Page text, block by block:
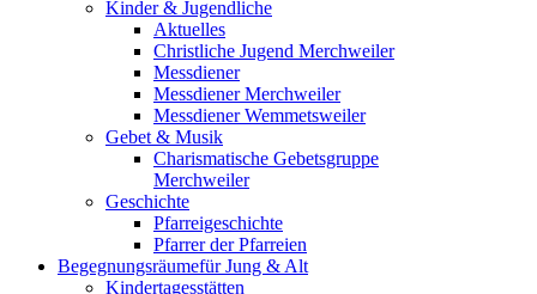
Kinder & Jugendliche
Aktuelles
Christliche Jugend Merchweiler
Messdiener
Messdiener Merchweiler
Messdiener Wemmetsweiler
Gebet & Musik
Charismatische Gebetsgruppe
Merchweiler
Geschichte
Pfarreigeschichte
Pfarrer der Pfarreien
Begegnungsräumefür Jung & Alt
Kindertagesstätten